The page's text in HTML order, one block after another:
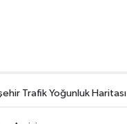
Trafik Yoğunluk Haritası